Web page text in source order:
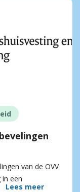
van de OVV
een
Lees meer